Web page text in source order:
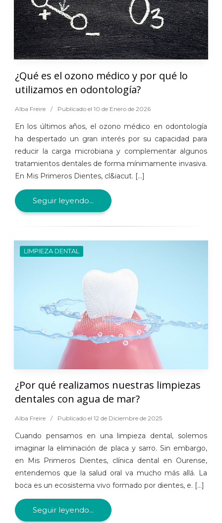
¿Qué es el ozono médico y por qué lo
utilizamos en odontología?
Alba Freire / Publicado el 10 de Enero de 2026
En los últimos años, el ozono médico en odontología
ha despertado un gran interés por su capacidad para
reducir la carga microbiana y complementar algunos
tratamientos dentales de forma mínimamente invasiva.
En Mis Primeros Dientes, cl&iacut. [...]
Seguir leyendo...
LIMPIEZA DENTAL
¿Por qué realizamos nuestras limpiezas
dentales con agua de mar?
Alba Freire / Publicado el 12 de Diciembre de 2025
Cuando pensamos en una limpieza dental, solemos
imaginar la eliminación de placa y sarro. Sin embargo,
en Mis Primeros Dientes, clínica dental en Ourense,
entendemos que la salud oral va mucho más allá. La
boca es un ecosistema vivo formado por dientes, e. [...]
Seguir leyendo...